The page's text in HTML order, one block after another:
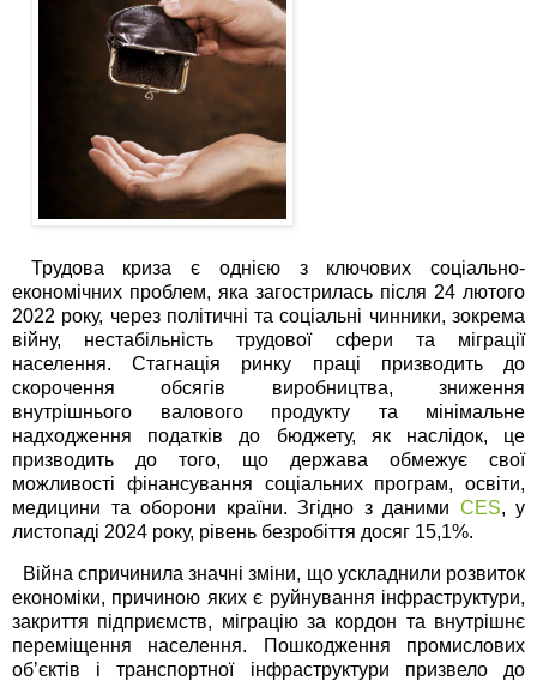
Трудова криза є однією з ключових соціально-
економічних проблем, яка загострилась після 24 лютого
2022 року, через політичні та соціальні чинники, зокрема
війну, нестабільність трудової сфери та міграції
населення. Стагнація ринку праці призводить до
скорочення обсягів виробництва, зниження
внутрішнього валового продукту та мінімальне
надходження податків до бюджету, як наслідок, це
призводить до того, що держава обмежує свої
можливості фінансування соціальних програм, освіти,
медицини та оборони країни. Згідно з даними CES, у
листопаді 2024 року, рівень безробіття досяг 15,1%.
Війна спричинила значні зміни, що ускладнили розвиток
економіки, причиною яких є руйнування інфраструктури,
закриття підприємств, міграцію за кордон та внутрішнє
переміщення населення. Пошкодження промислових
об’єктів і транспортної інфраструктури призвело до